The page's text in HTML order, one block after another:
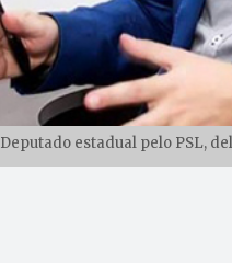
Deputado estadual pelo PSL,